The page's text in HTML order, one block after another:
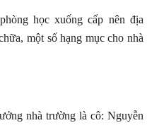
học xuống cấp nên địa
một số hạng mục cho nhà
nhà trường là cô: Nguyễn